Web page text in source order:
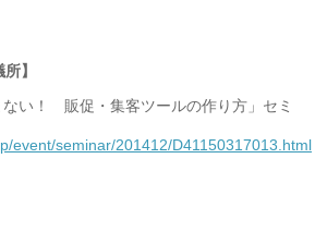
】
い！ 販促・集客ツールの作り方」セミ
event/seminar/201412/D41150317013.html